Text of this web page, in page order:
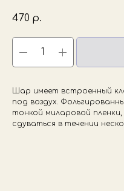
470 р.
Шар имеет встроенный
под воздух.
тонкой миларовой
сдуваться в течении